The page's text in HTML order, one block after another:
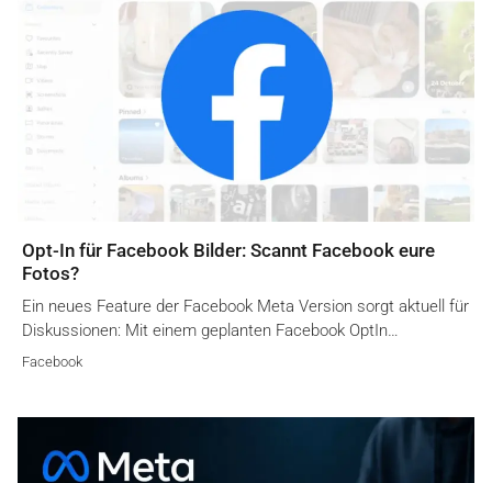
Opt-In für Facebook Bilder: Scannt Facebook eure
Fotos?
Ein neues Feature der Facebook Meta Version sorgt aktuell für
Diskussionen: Mit einem geplanten Facebook OptIn…
Facebook